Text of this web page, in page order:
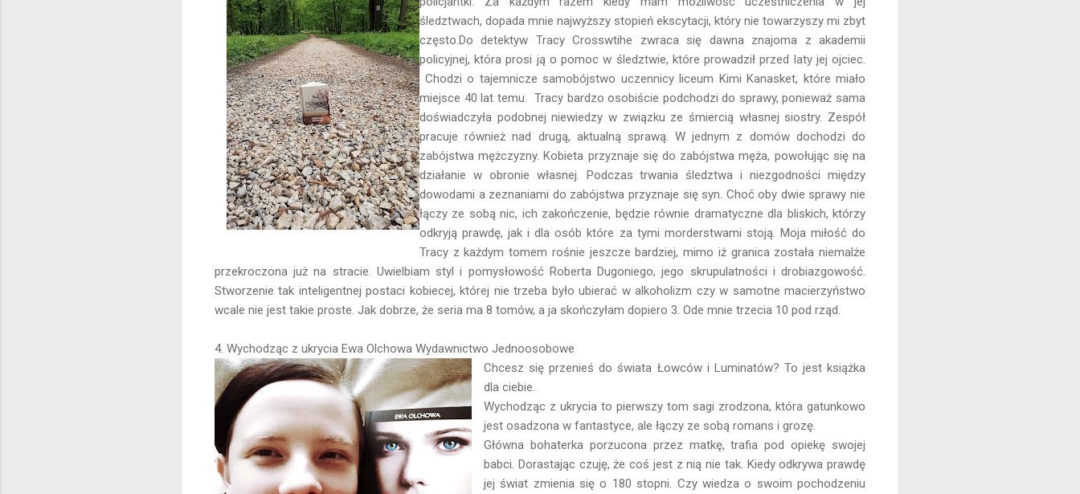
śledztwach, dopada mnie najwyższy stopień ekscytacji, który nie towarzyszy mi zbyt
często.Do detektyw Tracy Crosswtihe zwraca się dawna znajoma z akademii
policyjnej, która prosi ją o pomoc w śledztwie, które prowadził przed laty jej ojciec.
Chodzi o tajemnicze samobójstwo uczennicy liceum Kimi Kanasket, które miało
miejsce 40 lat temu.
Tracy bardzo osobiście podchodzi do sprawy, ponieważ sama
doświadczyła podobnej niewiedzy w związku ze śmiercią własnej siostry. Zespół
pracuje również nad drugą, aktualną sprawą. W jednym z domów dochodzi do
zabójstwa mężczyzny. Kobieta przyznaje się do zabójstwa męża, powołując się na
działanie w obronie własnej. Podczas trwania śledztwa i niezgodności między
dowodami a zeznaniami do zabójstwa przyznaje się syn. Choć oby dwie sprawy nie
łączy ze sobą nic, ich zakończenie, będzie równie dramatyczne dla bliskich, którzy
odkryją prawdę, jak i dla osób które za tymi morderstwami stoją. Moja miłość do
Tracy z każdym tomem rośnie jeszcze bardziej, mimo iż granica została niemalże
przekroczona już na stracie. Uwielbiam styl i pomysłowość Roberta Dugoniego, jego skrupulatności i drobiazgowość.
Stworzenie tak inteligentnej postaci kobiecej, której nie trzeba było ubierać w alkoholizm czy w samotne macierzyństwo
wcale nie jest takie proste. Jak dobrze, że seria ma 8 tomów, a ja skończyłam dopiero 3. Ode mnie trzecia 10 pod rząd.
4. Wychodząc z ukrycia Ewa Olchowa Wydawnictwo Jednoosobowe
Chcesz się przenieś do świata Łowców i Luminatów? To jest książka
dla ciebie.
Wychodząc z ukrycia to pierwszy tom sagi zrodzona, która gatunkowo
jest osadzona w fantastyce, ale łączy ze sobą romans i grozę.
Główna bohaterka porzucona przez matkę, trafia pod opiekę swojej
babci. Dorastając czuję, że coś jest z nią nie tak. Kiedy odkrywa prawdę
jej świat zmienia się o 180 stopni. Czy wiedza o swoim pochodzeniu